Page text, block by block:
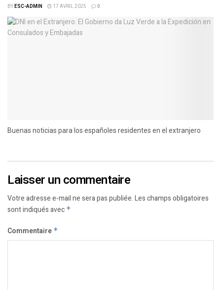
BYESC-ADMIN 17 AVRIL 2025 0
Buenas noticias para los españoles residentes en el extranjero
Laisser un commentaire
Votre adresse e-mail ne sera pas publiée.Les champs obligatoires
sont indiqués avec *
Commentaire *